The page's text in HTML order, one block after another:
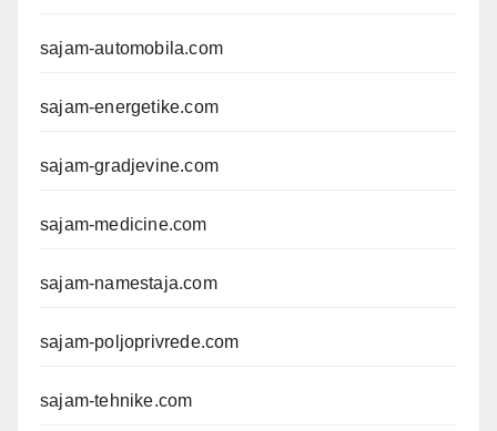
sajam-automobila.com
sajam-energetike.com
sajam-gradjevine.com
sajam-medicine.com
sajam-namestaja.com
sajam-poljoprivrede.com
sajam-tehnike.com